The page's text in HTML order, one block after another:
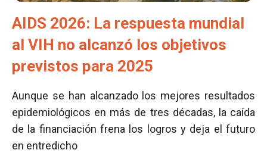
AIDS 2026: La respuesta mundial
al VIH no alcanzó los objetivos
previstos para 2025
Aunque se han alcanzado los mejores resultados
epidemiológicos en más de tres décadas, la caída
de la financiación frena los logros y deja el futuro
en entredicho